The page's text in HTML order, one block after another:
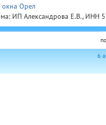
ИП Александрова Е.В., ИНН
6